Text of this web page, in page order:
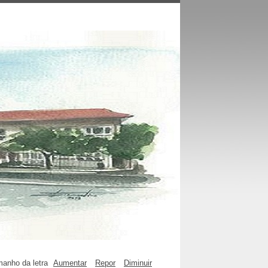
da letra Aumentar Repor Diminuir